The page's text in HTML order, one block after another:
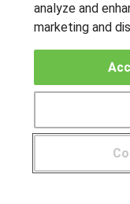
Muro de los
Locos por las
CENTROS DE
Publicar cursos
USUARIOS
analyze and
marketing and